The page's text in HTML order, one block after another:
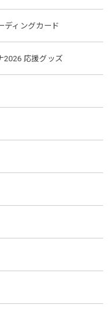
ディングカード
2026 応援グッズ